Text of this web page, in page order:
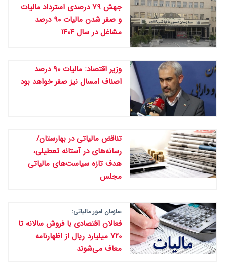
جهش ۷۹ درصدی استرداد مالیات
و صفر شدن مالیات ۹۰ درصد
مشاغل در سال ۱۴۰۴
وزیر اقتصاد: مالیات ۹۰ درصد
اصناف امسال نیز صفر خواهد بود
تناقض مالیاتی در بهارستان/
رسانه‌های در آستانه تعطیلی،
هدف تازه سیاست‌های مالیاتی
مجلس
سازمان امور مالیاتی:
فعالان اقتصادی با فروش سالانه تا
۷۲۰ میلیارد ریال از اظهارنامه
معاف می‌شوند